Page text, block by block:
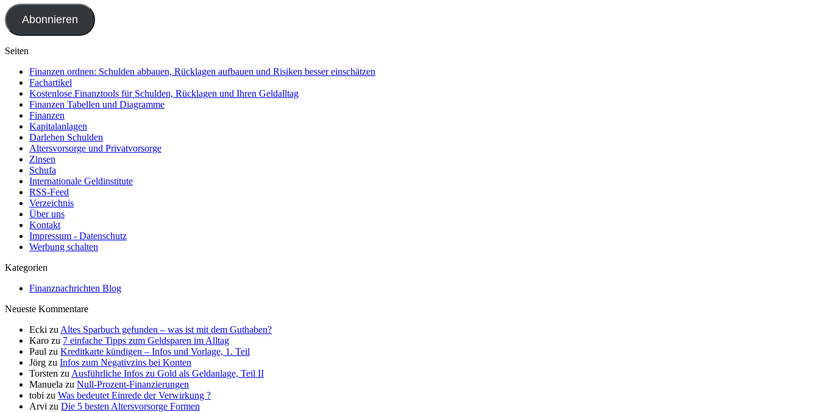
Adresse
Abonnieren
Seiten
Finanzen ordnen: Schulden abbauen, Rücklagen aufbauen und Risiken besser einschätzen
Fachartikel
Kostenlose Finanztools für Schulden, Rücklagen und Ihren Geldalltag
Finanzen Tabellen und Diagramme
Finanzen
Kapitalanlagen
Darlehen Schulden
Altersvorsorge und Privatvorsorge
Zinsen
Schufa
Internationale Geldinstitute
RSS-Feed
Verzeichnis
Über uns
Kontakt
Impressum - Datenschutz
Werbung schalten
Kategorien
Finanznachrichten Blog
Neueste Kommentare
Ecki zu Altes Sparbuch gefunden – was ist mit dem Guthaben?
Karo zu 7 einfache Tipps zum Geldsparen im Alltag
Paul zu Kreditkarte kündigen – Infos und Vorlage, 1. Teil
Jörg zu Infos zum Negativzins bei Konten
Torsten zu Ausführliche Infos zu Gold als Geldanlage, Teil II
Manuela zu Null-Prozent-Finanzierungen
tobi zu Was bedeutet Einrede der Verwirkung ?
Arvi zu Die 5 besten Altersvorsorge Formen